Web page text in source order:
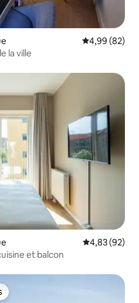
Évaluation
4,99 (82)
la ville
Évaluation
4,83 (92)
et balcon
plus appréciés